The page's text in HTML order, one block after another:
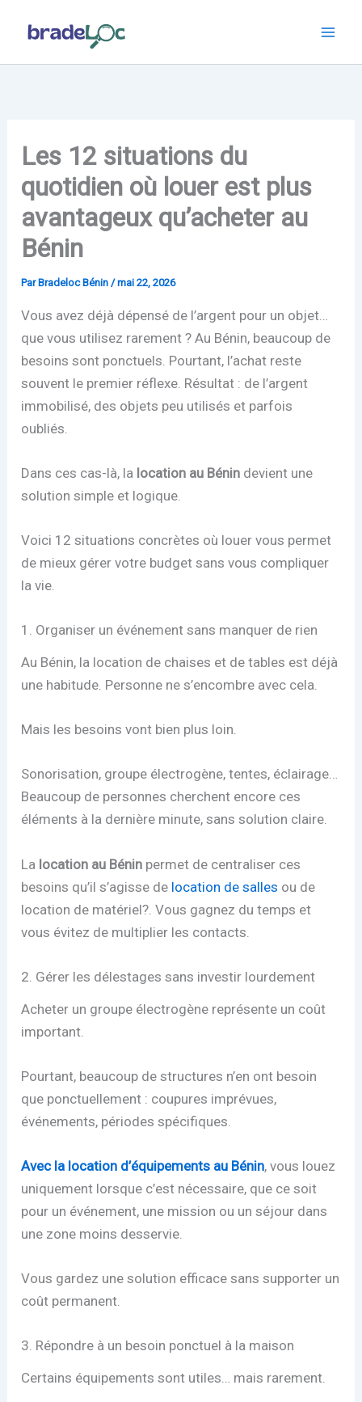
Les 12 situations du
quotidien où louer est plus
avantageux qu’acheter au
Bénin
ParBradeloc Bénin /mai 22, 2026
Vous avez déjà dépensé de l’argent pour un objet…
que vous utilisez rarement ? Au Bénin, beaucoup de
besoins sont ponctuels. Pourtant, l’achat reste
souvent le premier réflexe. Résultat : de l’argent
immobilisé, des objets peu utilisés et parfois
oubliés.
Dans ces cas-là, la location au Bénin devient une
solution simple et logique.
Voici 12 situations concrètes où louer vous permet
de mieux gérer votre budget sans vous compliquer
la vie.
1. Organiser un événement sans manquer de rien
Au Bénin, la location de chaises et de tables est déjà
une habitude. Personne ne s’encombre avec cela.
Mais les besoins vont bien plus loin.
Sonorisation, groupe électrogène, tentes, éclairage…
Beaucoup de personnes cherchent encore ces
éléments à la dernière minute, sans solution claire.
La location au Bénin permet de centraliser ces
besoins qu’il s’agisse de location de salles ou de
location de matériel?. Vous gagnez du temps et
vous évitez de multiplier les contacts.
2. Gérer les délestages sans investir lourdement
Acheter un groupe électrogène représente un coût
important.
Pourtant, beaucoup de structures n’en ont besoin
que ponctuellement : coupures imprévues,
événements, périodes spécifiques.
Avec la location d’équipements au Bénin, vous louez
uniquement lorsque c’est nécessaire, que ce soit
pour un événement, une mission ou un séjour dans
une zone moins desservie.
Vous gardez une solution efficace sans supporter un
coût permanent.
3. Répondre à un besoin ponctuel à la maison
Certains équipements sont utiles… mais rarement.